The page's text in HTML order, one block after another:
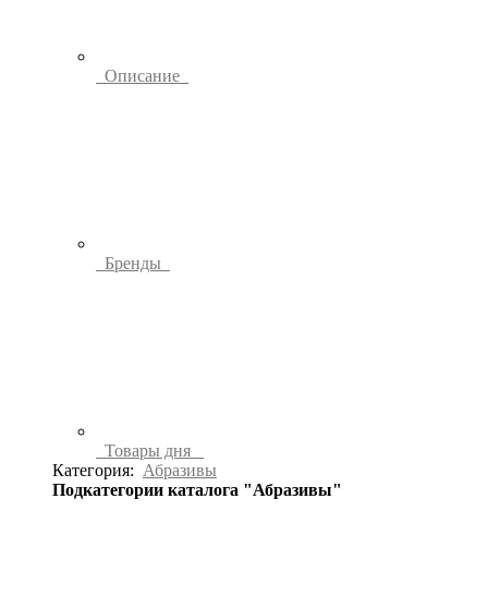
Описание
Бренды
Товары дня
Категория: Абразивы
Подкатегории каталога "Абразивы"